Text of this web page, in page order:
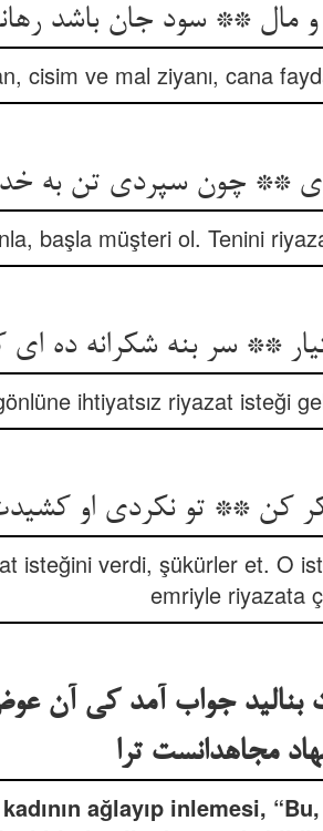
مال ** سود جان باشد
cisim ve mal ziyanı, cana
** چون سپردی تن به
başla müşteri ol. Tenini
** سر بنه شکرانه ده ای
ihtiyatsız riyazat isteği
کن ** تو نکردی او
isteğini verdi, şükürler et. O
emriyle riyazata
جواب آمد کی آن
مجاهدانست ترا
ağlayıp inlemesi,